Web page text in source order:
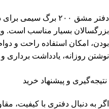
دفتر مشق ۲۰۰ برگ
بزرگسالان بسیار مناسب است.
بودن، امکان استفاده راحت و دوام
نوشتن روزانه، یادداشت برداری
نتیجه‌گیری و پیشنهاد خرید
اگر به دنبال دفتری با کیفیت،